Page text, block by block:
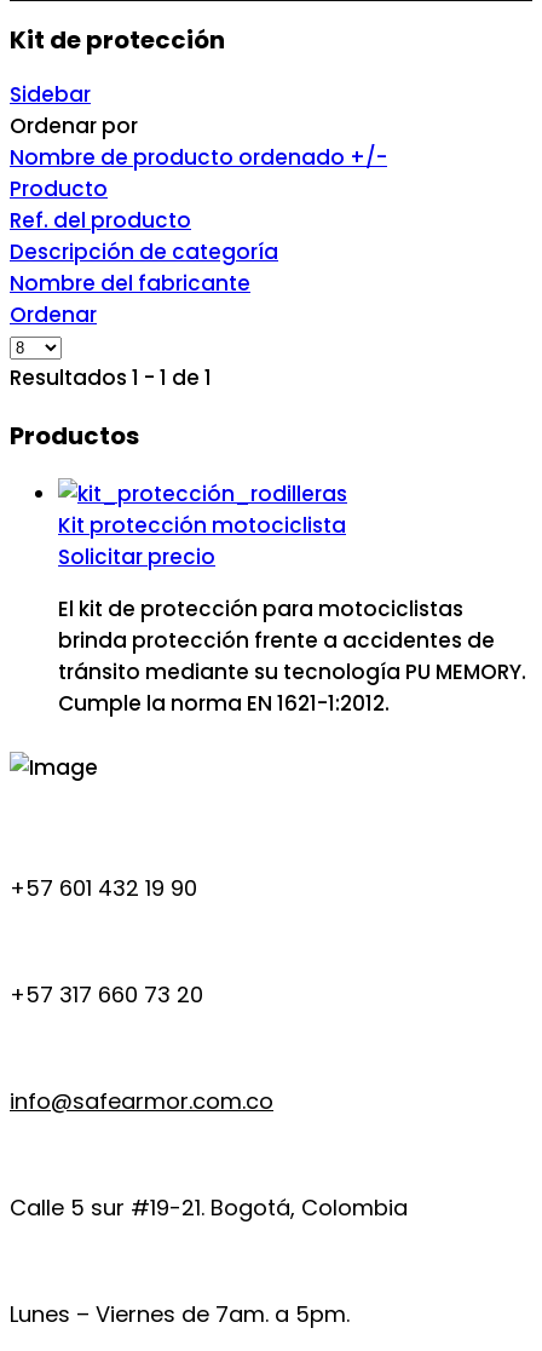
Kit de protección
Sidebar
Ordenar por
Nombre de producto ordenado +/-
Producto
Ref. del producto
Descripción de categoría
Nombre del fabricante
Ordenar
Resultados 1 - 1 de 1
Productos
Kit protección motociclista
Solicitar precio
El kit de protección para motociclistas
brinda protección frente a accidentes de
tránsito mediante su tecnología PU MEMORY.
Cumple la norma EN 1621-1:2012.
+57 601 432 19 90
+57 317 660 73 20
info@safearmor.com.co
Calle 5 sur #19-21. Bogotá, Colombia
Lunes – Viernes de 7am. a 5pm.